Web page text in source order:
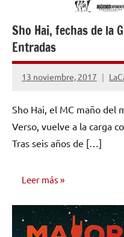
Sho Hai, fechas de la
Entradas
13 noviembre, 2017
No
comentarios
Sho Hai, el MC maño del
Verso, vuelve a la carga
Tras seis años de […]
Leer más
CONCIERTOS